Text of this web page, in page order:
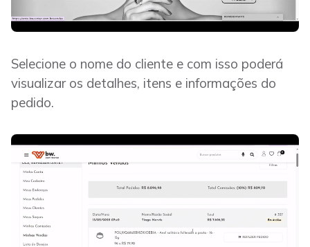
Selecione o nome do cliente e com isso poderá
visualizar os detalhes, itens e informações do
pedido.